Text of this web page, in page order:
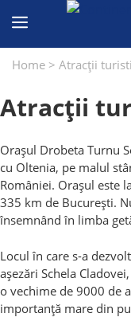
Home > Atracții
Atracții
Orașul Drobeta Turnu
cu Oltenia, pe malul
României. Orașul este
335 km de București.
însemnând în limba
Locul în care s-a
așezări Schela
o vechime de 9000 de
importanță mare din